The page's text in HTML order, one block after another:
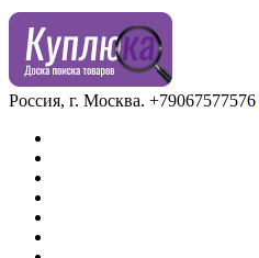
Россия, г. Москва. +79067577576